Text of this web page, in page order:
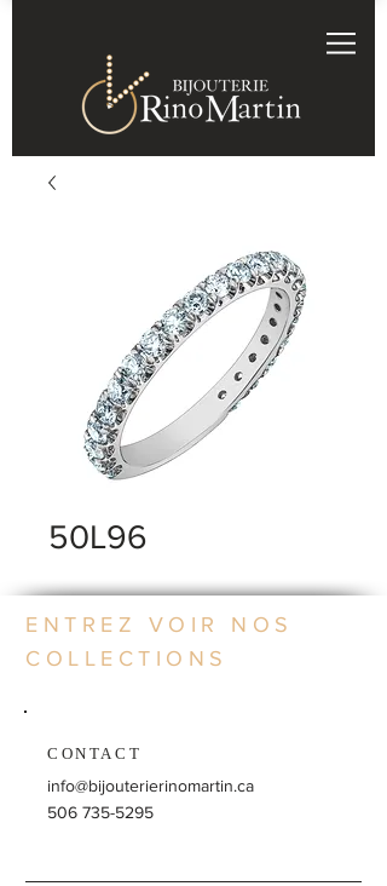
50L96
ENTREZ VOIR NOS
COLLECTIONS
CONTACT
info@bijouterierinomartin.ca
506 735-5295